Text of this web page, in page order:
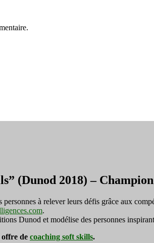
(Dunod 2018) –
à relever leurs défis grâce aux
.
Dunod et modélise des personnes
de coaching soft skills.